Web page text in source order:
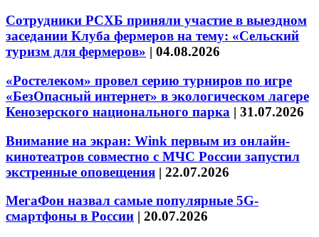
Сотрудники РСХБ приняли участие в выездном
заседании Клуба фермеров на тему: «Сельский
туризм для фермеров» | 04.08.2026
«Ростелеком» провел серию турниров по игре
«БезОпасный интернет» в экологическом лагере
Кенозерского национального парка | 31.07.2026
Внимание на экран: Wink первым из онлайн-
кинотеатров совместно с МЧС России запустил
экстренные оповещения | 22.07.2026
МегаФон назвал самые популярные 5G-
смартфоны в России | 20.07.2026